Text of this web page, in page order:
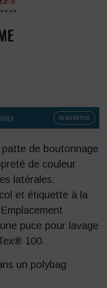
EN SAVOIR PLUS
de boutonnage
de couleur
latérales.
et étiquette à la
puce pour lavage
100.
un polybag